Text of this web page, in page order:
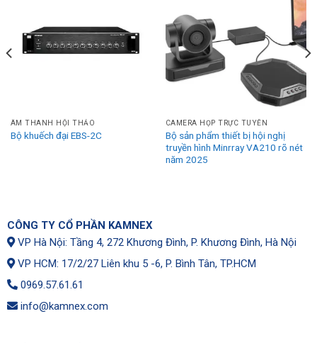
ÂM THANH HỘI THẢO
Bộ khuếch đại EBS-2C
CAMERA HỌP TRỰC TUYẾN
Bộ sản phẩm thiết bị hội nghị
truyền hình Minrray VA210 rõ nét
năm 2025
CÔNG TY CỔ PHẦN KAMNEX
VP Hà Nội: Tầng 4, 272 Khương Đình, P. Khương Đình, Hà Nội
VP HCM: 17/2/27 Liên khu 5 -6, P. Bình Tân, TP.HCM
0969.57.61.61
info@kamnex.com